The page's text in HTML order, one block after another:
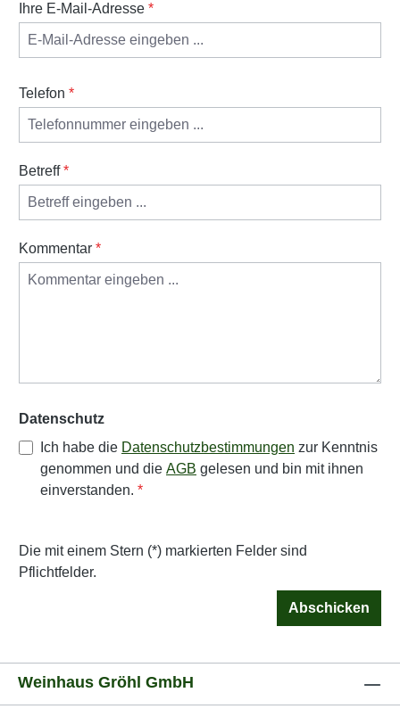
Ihre E-Mail-Adresse *
Telefon *
Betreff*
Kommentar *
Datenschutz
Ich habe die Datenschutzbestimmungen zur Kenntnis
genommen und die AGB gelesen und bin mit ihnen
einverstanden. *
Die mit einem Stern (*) markierten Felder sind
Pflichtfelder.
Abschicken
Weinhaus Gröhl GmbH